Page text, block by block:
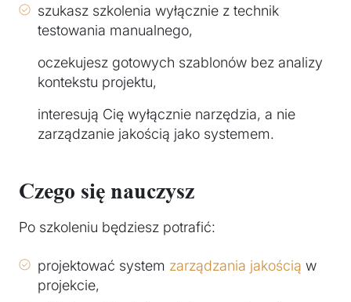
szukasz szkolenia wyłącznie z technik
testowania manualnego,
oczekujesz gotowych szablonów bez analizy
kontekstu projektu,
interesują Cię wyłącznie narzędzia, a nie
zarządzanie jakością jako systemem.
Czego się nauczysz
Po szkoleniu będziesz potrafić:
projektować system zarządzania jakością w
projekcie,